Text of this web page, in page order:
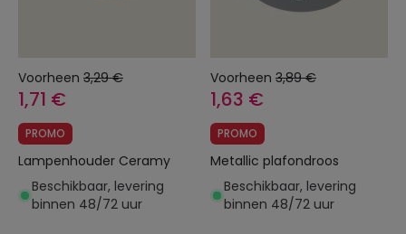
Voorheen 3,29 €
1,71 €
PROMO
Lampenhouder Ceramy
Beschikbaar, levering
binnen 48/72 uur
Voorheen 3,89 €
1,63 €
PROMO
Metallic plafondroos
Beschikbaar, levering
binnen 48/72 uur